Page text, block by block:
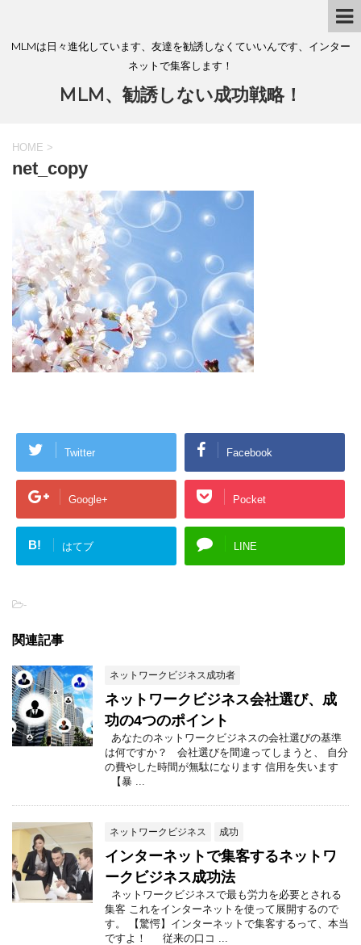
MLMは日々進化しています、友達を勧誘しなくていいんです、インター
ネットで集客します！
MLM、勧誘しない成功戦略！
HOME >
net_copy
Twitter Facebook
Google+ Pocket
B! はてブ LINE
-
関連記事
ネットワークビジネス成功者
ネットワークビジネス会社選び、成
功の4つのポイント
あなたのネットワークビジネスの会社選びの基準
は何ですか？ 会社選びを間違ってしまうと、 自分
の費やした時間が無駄になります 信用を失います
【暴 ...
ネットワークビジネス 成功
インターネットで集客するネットワ
ークビジネス成功法
ネットワークビジネスで最も労力を必要とされる
集客 これをインターネットを使って展開するので
す。 【驚愕】インターネットで集客するって、本当
ですよ！ 従来の口コ ...